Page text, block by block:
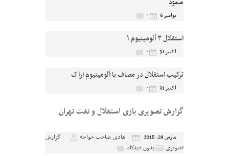
نوامبر 6 ۰
استقلال ۳ آلومینیوم ۱
اکتبر 31 ۰
ترکیب استقلال در مصاف با آلومینیوم اراک
اکتبر 31 ۰
گزارش تصویری بازی استقلال و نفت تهران
مارس 29, 2018 هادی صاحب خواجه
گزارش
تصویری
بدون دیدگاه